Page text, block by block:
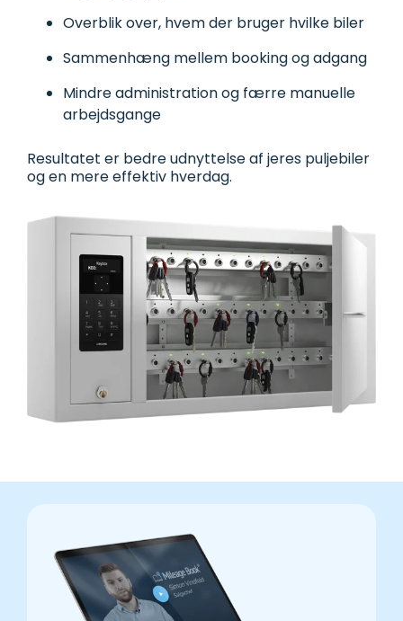
Overblik over, hvem der bruger hvilke biler
Sammenhæng mellem booking og adgang
Mindre administration og færre manuelle
arbejdsgange
Resultatet er bedre udnyttelse af jeres puljebiler
og en mere effektiv hverdag.